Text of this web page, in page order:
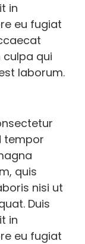
in
eu fugiat
qui
laborum.
tempor
quis
nisi ut
Duis
in
eu fugiat